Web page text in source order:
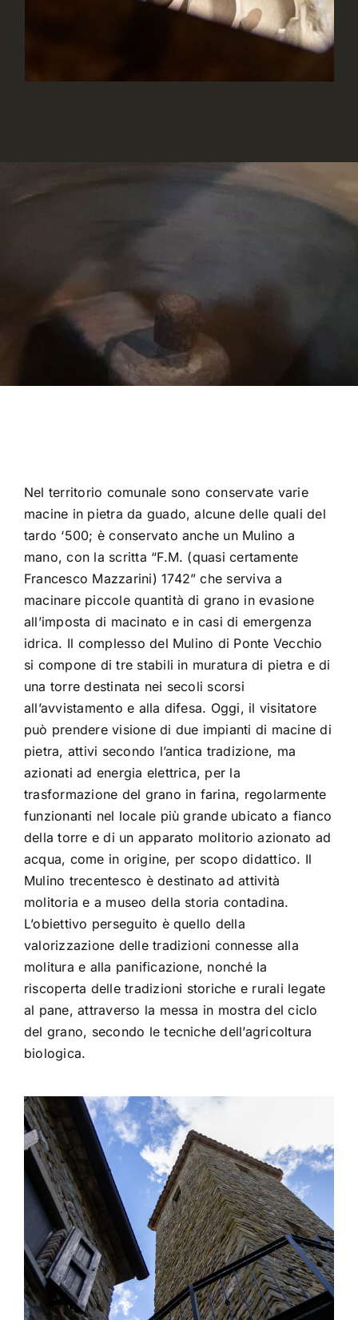
Nel territorio comunale sono conservate varie
macine in pietra da guado, alcune delle quali del
tardo ‘500; è conservato anche un Mulino a
mano, con la scritta “F.M. (quasi certamente
Francesco Mazzarini) 1742” che serviva a
macinare piccole quantità di grano in evasione
all’imposta di macinato e in casi di emergenza
idrica. Il complesso del Mulino di Ponte Vecchio
si compone di tre stabili in muratura di pietra e di
una torre destinata nei secoli scorsi
all’avvistamento e alla difesa. Oggi, il visitatore
può prendere visione di due impianti di macine di
pietra, attivi secondo l’antica tradizione, ma
azionati ad energia elettrica, per la
trasformazione del grano in farina, regolarmente
funzionanti nel locale più grande ubicato a fianco
della torre e di un apparato molitorio azionato ad
acqua, come in origine, per scopo didattico. Il
Mulino trecentesco è destinato ad attività
molitoria e a museo della storia contadina.
L’obiettivo perseguito è quello della
valorizzazione delle tradizioni connesse alla
molitura e alla panificazione, nonché la
riscoperta delle tradizioni storiche e rurali legate
al pane, attraverso la messa in mostra del ciclo
del grano, secondo le tecniche dell’agricoltura
biologica.